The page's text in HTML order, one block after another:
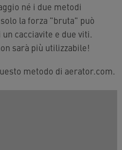
né i due metodi
la forza "bruta" può
cacciavite e due viti.
sarà più utilizzabile!
metodo di aerator.com.